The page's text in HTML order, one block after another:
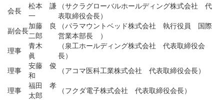
会長
松本 謙
一
（サクラグローバルホールディング株式会社 代
表取締役会長）
副会長加藤 良
二郎
（パラマウントベッド株式会社 執行役員 国際
営業本部長 ）
理事
青木
眞
（泉工ホールディング株式会社 代表取締役会
長）
理事
安藤 俊
和
（アコマ医科工業株式会社 代表取締役会長）
理事
福田 孝
太郎
（フクダ電子株式会社 代表取締役会長）